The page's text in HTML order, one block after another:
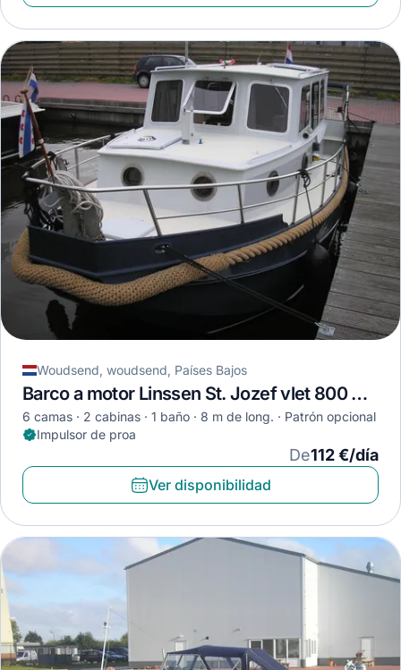
Woudsend, woudsend, Países Bajos
Barco a motor Linssen St. Jozef vlet 800 AK · 1985
6 camas 2 cabinas 1 baño 8 m de long.
Patrón opcional
Impulsor de proa
De112 €/día
Ver disponibilidad